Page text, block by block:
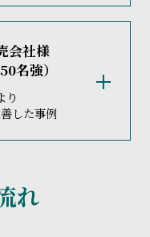
。この過程で判明
くすため、販売シ
品、請求から回収
って月次決算の速
場売却を提案して
した（多額の売却
たようです）。
年
緒に練り上げまし
過に陥るものの、
れた社長から
が出会いです。創
した。
案書」を作成して
ら「中期経営計
約1か月）の検討会
会社様
名強）
り
した事例
た創業者の依頼
会に出席すること
れ